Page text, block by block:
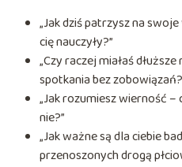
„Jak dziś patrzysz na
cię nauczyły?”
„Czy raczej miałaś
spotkania bez
„Jak rozumiesz wierność –
nie?”
„Jak ważne są dla ciebie
przenoszonych drogą